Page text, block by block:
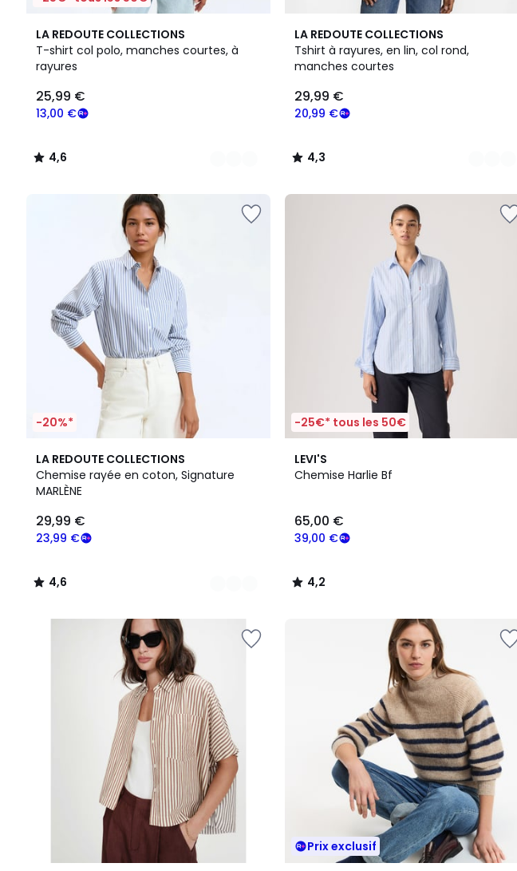
LA REDOUTE COLLECTIONS
T-shirt col polo, manches courtes, à
rayures
13,00 €
25,99 €
4,6
/ 5
2
Couleurs
4,6
/
LA REDOUTE COLLECTIONS
Tshirt à rayures, en lin, col rond,
manches courtes
20,99 €
29,99 €
4,3
/ 5
2
Couleurs
4,3
/
-20%*
LA REDOUTE COLLECTIONS
Chemise rayée en coton, Signature
MARLÈNE
23,99 €
29,99 €
4,6
/ 5
2
Couleurs
4,6
/
-25€* tous les 50€
LEVI'S
Chemise Harlie Bf
39,00 €
65,00 €
4,2
/ 5
4,2
/
Prix exclusif